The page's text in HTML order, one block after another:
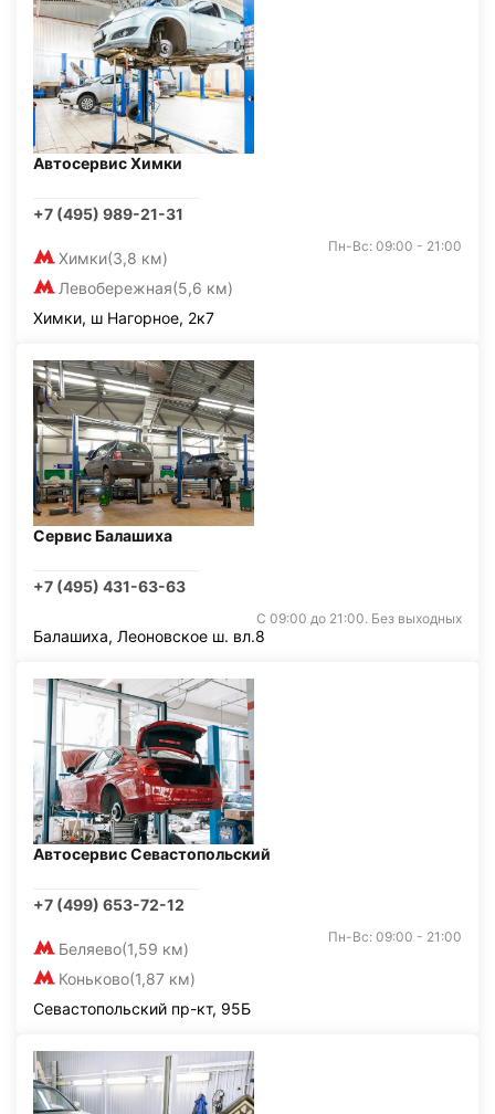
Автосервис Химки
+7 (495) 989-21-31
Химки(3,8 км)
Левобережная(5,6 км)
Пн-Вс: 09:00 - 21:00
Химки, ш Нагорное, 2к7
Сервис Балашиха
+7 (495) 431-63-63
С 09:00 до 21:00. Без выходных
Балашиха, Леоновское ш. вл.8
Автосервис Севастопольский
+7 (499) 653-72-12
Беляево(1,59 км)
Коньково(1,87 км)
Пн-Вс: 09:00 - 21:00
Севастопольский пр-кт, 95Б